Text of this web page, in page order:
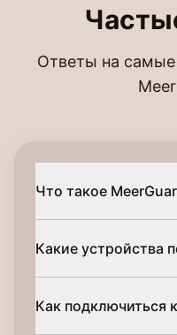
Ответы на
Что такое
Какие устройства
Как подключиться